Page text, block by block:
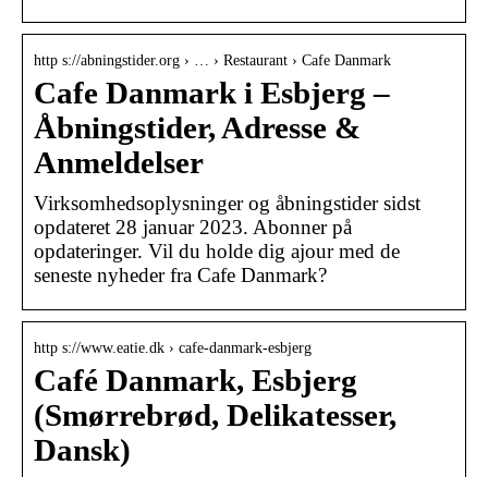
http s://abningstider.org › … › Restaurant › Cafe Danmark
Cafe Danmark i Esbjerg –
Åbningstider, Adresse &
Anmeldelser
Virksomhedsoplysninger og åbningstider sidst
opdateret 28 januar 2023. Abonner på
opdateringer. Vil du holde dig ajour med de
seneste nyheder fra Cafe Danmark?
http s://www.eatie.dk › cafe-danmark-esbjerg
Café Danmark, Esbjerg
(Smørrebrød, Delikatesser,
Dansk)